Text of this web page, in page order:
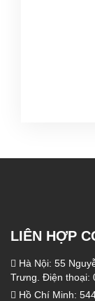
LIÊN HỢP
Hà Nội: 55
Trưng. Điện thoại:
Hồ Chí Minh: